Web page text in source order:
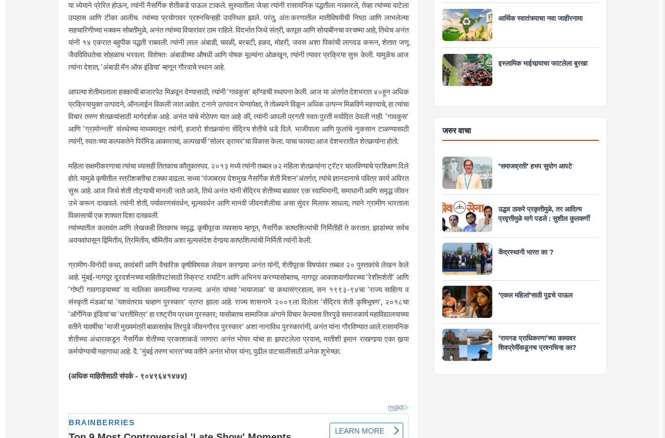
या ध्येयाने प्रेरित होऊन, त्यांनी नैसर्गिक शेतीकडे पाऊल टाकले. सुरुवातीला जेव्हा त्यांनी रासायनिक पद्धतीला नाकारले, तेव्हा त्यांच्या वाटेला
उपहास आणि टीका आलीच. त्यांच्या प्रयोगावर प्रश्नचिन्हही उपस्थित झाले. परंतु, अंतःकरणातील मातीविषयीची निष्ठा आणि लाभलेल्या
सहचारिणीच्या भक्कम सोबतीमुळे, अनंत त्यांच्या विचारांवर ठाम राहिले. विदर्भात जिथे संत्री, कापूस आणि सोयाबीनचा वरचष्मा आहे, तिथेच अनंत
यांनी १४ एकरात बहुपीक पद्धती राबवली. त्यांनी लाल अंबाडी, चवळी, बरबटी, हळद, मोहरी, जवस अशा पिकांची लागवड करून, शेतात जणू
जैवविविधतेचा सोहळाच भरवला. विशेषतः अंबाडीच्या औषधी आणि पोषक मूल्यांना ओळखून, त्यांनी त्यावर प्रक्रिया सुरू केली. यामुळेच आज
त्यांना देशात, ‘अंबाडी मॅन ऑफ इंडिया’ म्हणून गौरवाचे स्थान आहे.
आपल्या शेतीमालाला हक्काची बाजारपेठ मिळवून देण्यासाठी, त्यांनी ‘गावकुस’ ब्रॅण्डची स्थापना केली. आज या अंतर्गत देशभरात ४०हून अधिक
प्रक्रियायुक्त उत्पादने, ऑनलाईन विकली जात आहेत. टनाने उत्पादन घेण्यापेक्षा, ते तोळ्याने विकून अधिक उत्पन्न मिळविणे महत्त्वाचे, हा त्यांचा
विचार तरुण शेतकर्‍यांसाठी मार्गदर्शक आहे. अनंत यांचे मोठेपण यात आहे की, त्यांनी आपली प्रगती स्वतःपुरती मर्यादित ठेवली नाही. ‘गावकुस’
आणि ‘ग्रामोन्नती’ संस्थेच्या माध्यमातून त्यांनी, हजारो शेतकर्‍यांना सेंद्रिय शेतीचे धडे दिले. भाजीपाला आणि फुलांचे नुकसान टाळण्यासाठी
त्यांनी, स्वतःच्या कल्पकतेने पिरॅमिड आकाराचा, अल्पखर्ची ‘सोलर ड्रायर’चा विकास केला. याचा फायदा आज देशभरातील शेतकर्‍यांना होतो.
महिला सक्षमीकरणाचा त्यांचा ध्यासही तितकाच कौतुकास्पद. २०१३ मध्ये त्यांनी तब्बल ७२ महिला शेतकर्‍यांना ट्रॅटर चालविण्याचे प्रशिक्षण दिले
होते. यामुळे कृषीतील स्त्रीशक्तीचा टक्का वाढला. सध्या ‘पंजाबराव देशमुख नैसर्गिक शेती मिशन’अंतर्गत, त्यांचे ज्ञानदानाचे पवित्र कार्य अविरत
सुरू आहे. आज जिथे शेती तोट्याची मानली जाते आजे, तिथे अनंत यांनी सेंद्रिय शेतीच्या बळावर एक स्वाभिमानी, समाधानी आणि समृद्ध जीवन
उभे करून दाखवले. त्यांनी शेती, पर्यावरणसंवर्धन, मूल्यवर्धन आणि मानवी जीवनशैलीचा असा सुंदर मिलाफ साधला, त्याने ग्रामीण भारताला
विकासाची एक शाश्वत दिशा दाखवली.
त्यांच्यातील कलावंत आणि लेखकही तितकाच समृद्ध. कृषीपूरक व्यवसाय म्हणून, नैसर्गिक काष्ठशिल्पांची निर्मितीही ते करतात. झाडांच्या सर्वच
अवयवांपासून द्विमितीय, त्रिमितीय, चौमितीय अशा मूल्यसंदेश देणार्‍या काष्ठशिल्पांची निर्मिती त्यांनी केली.
ग्रामीण-विनोदी कथा, कादंबरी आणि वैचारिक कृषीविषयक लेखन करणार्‍या अनंत यांनी, शेतीपूरक विषयांवर तब्बल २० पुस्तकांचे लेखन केले
आहे. मुंबई-नागपूर दूरदर्शनच्या माहितीपटांसाठी स्क्रिप्ट रायटिंग आणि अभिनय करण्यासोबतच, नागपूर आकाशवाणीवरच्या ‘रेशीमशेती’ आणि
‘गोष्टी गावगाड्याच्या’ या मालिका कमालीच्या गाजल्या. अनंत यांच्या ‘मायाजाळ’ या कथासंग्रहाला, सन १९९३-९४चा ‘राज्य साहित्य व
संस्कृती मंडळा’चा ‘यशवंतराव चव्हाण पुरस्कार’ प्राप्त झाला आहे. राज्य शासनाने २००९ला दिलेला ‘सेंद्रिय शेती कृषिभूषण’, २०१८चा
‘ऑर्गेनिक इंडिया’चा ‘धरतीमित्र’ हा राष्ट्रीय प्रथम पुरस्कार; यासोबतच सामाजिक अंगाने विचार केल्यास तिरपुडे समाजकार्य महाविद्यालयाच्या
वतीने यावर्षीचा ‘माजी मुख्यमंत्री बाळासाहेब तिरपुडे जीवनगौरव पुरस्कार’ अशा नानाविध पुरस्कारांनी, अनंत यांना गौरविण्यात आले.रासायनिक
शेतीच्या अंधाराकडून नैसर्गिक शेतीच्या प्रकाशाकडे जाणारा अनंत भोयर यांचा हा झपाटलेला प्रवास, मातीशी इमान राखणार्‍या एका खर्‍या
कर्मयोग्याची महागाथा आहे. दै. ‘मुंबई तरुण भारत’च्या वतीने अनंत भोयर यांना, पुढील वाटचालीसाठी अनेक शुभेच्छा.
(अधिक माहितीसाठी संपर्क - ९०४९६४१४७४)
आर्थिक स्वातंत्र्याचा नवा जाहीरनामा
इस्लामिक भाईचार्‍याचा फाटलेला बुरखा
जरुर वाचा
'समाजव्रती' हभप सुयोग आपटे
उद्धव ठाकरे प्रकृतीमुळे, तर आदित्य
प्रवृत्तीमुळे मागे पडले : सुशील कुलकर्णी
केंद्रस्थानी भारत का ?
'एकल महिलां'साठी पुढचे पाऊल
‘रायगड प्राधिकरणा’च्या कामावर
शिवप्रेमींकडूनच प्रश्नचिन्ह का?